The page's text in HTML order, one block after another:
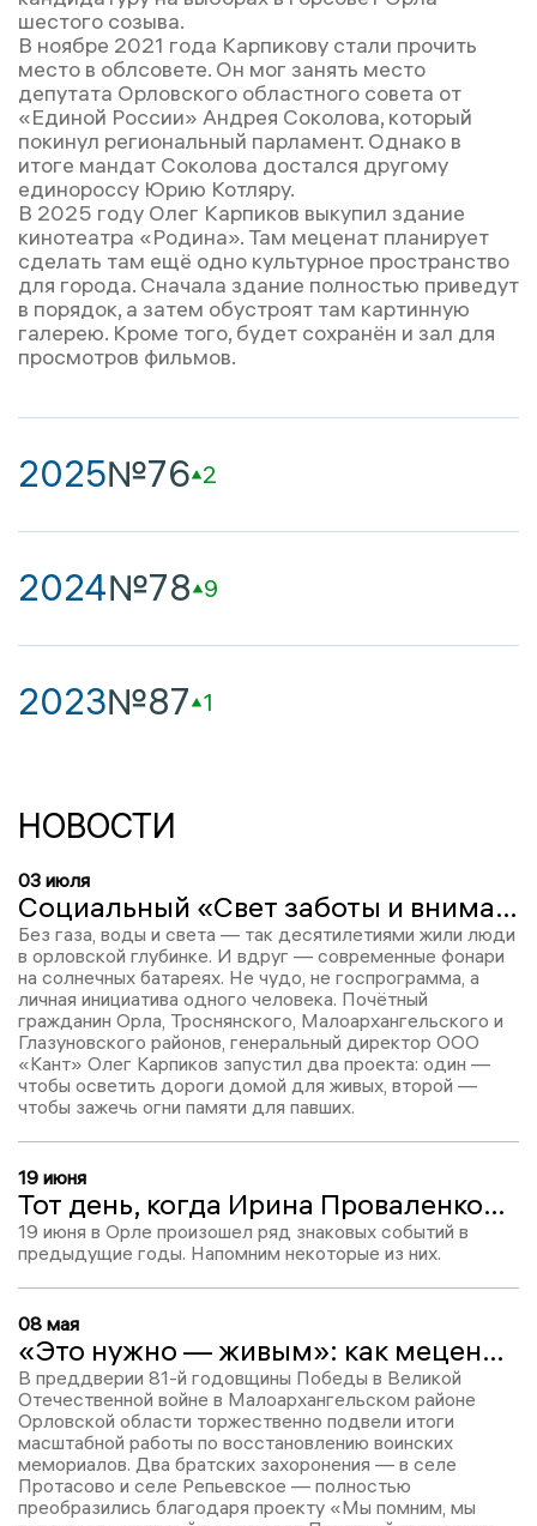
шестого созыва.
В ноябре 2021 года Карпикову стали прочить
место в облсовете. Он мог занять место
депутата Орловского областного совета от
«Единой России» Андрея Соколова, который
покинул региональный парламент. Однако в
итоге мандат Соколова достался другому
единороссу Юрию Котляру.
В 2025 году Олег Карпиков выкупил здание
кинотеатра «Родина». Там меценат планирует
сделать там ещё одно культурное пространство
для города. Сначала здание полностью приведут
в порядок, а затем обустроят там картинную
галерею. Кроме того, будет сохранён и зал для
просмотров фильмов.
2025№76 2
2024№78 9
2023№87 1
НОВОСТИ
03 июля
Социальный «Свет заботы и внимания» и патриотический «Мы помним! Мы гордимся!» проекты Олега Карпикова на Орловщине
Без газа, воды и света — так десятилетиями жили люди
в орловской глубинке. И вдруг — современные фонари
на солнечных батареях. Не чудо, не госпрограмма, а
личная инициатива одного человека. Почётный
гражданин Орла, Троснянского, Малоархангельского и
Глазуновского районов, генеральный директор ООО
«Кант» Олег Карпиков запустил два проекта: один —
чтобы осветить дороги домой для живых, второй —
чтобы зажечь огни памяти для павших.
19 июня
Тот день, когда Ирина Проваленкова ушла из команды Клычкова: 19 июня в истории региона
19 июня в Орле произошел ряд знаковых событий в
предыдущие годы. Напомним некоторые из них.
08 мая
«Это нужно — живым»: как меценат Олег Карпиков сохраняет память о войне в орловских селах
В преддверии 81-й годовщины Победы в Великой
Отечественной войне в Малоархангельском районе
Орловской области торжественно подвели итоги
масштабной работы по восстановлению воинских
мемориалов. Два братских захоронения — в селе
Протасово и селе Репьевское — полностью
преобразились благодаря проекту «Мы помним, мы